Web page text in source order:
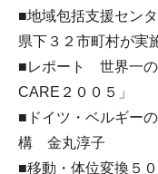
■地域包括支援セン
県下３２市町村が実
■レポート 世界一
CARE２００５」
■ドイツ・ベルギー
構 金丸淳子
■移動・体位変換５